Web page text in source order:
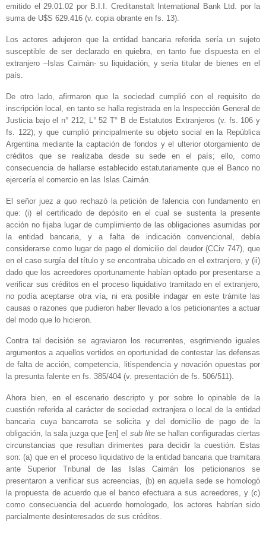
emitido el 29.01.02 por B.I.I. Creditanstalt International Bank Ltd. por la
suma de U$S 629.416 (v. copia obrante en fs. 13).
Los actores adujeron que la entidad bancaria referida sería un sujeto
susceptible de ser declarado en quiebra, en tanto fue dispuesta en el
extranjero –Islas Caimán- su liquidación, y sería titular de bienes en el
país.
De otro lado, afirmaron que la sociedad cumplió con el requisito de
inscripción local, en tanto se halla registrada en la Inspección General de
Justicia bajo el n° 212, L° 52 T° B de Estatutos Extranjeros (v. fs. 106 y
fs. 122); y que cumplió principalmente su objeto social en la República
Argentina mediante la captación de fondos y el ulterior otorgamiento de
créditos que se realizaba desde su sede en el país; ello, como
consecuencia de hallarse establecido estatutariamente que el Banco no
ejercería el comercio en las Islas Caimán.
El señor jueza quo rechazó la petición de falencia con fundamento en
que: (i) el certificado de depósito en el cual se sustenta la presente
acción no fijaba lugar de cumplimiento de las obligaciones asumidas por
la entidad bancaria, y a falta de indicación convencional, debía
considerarse como lugar de pago el domicilio del deudor (CCiv 747), que
en el caso surgía del título y se encontraba ubicado en el extranjero, y (ii)
dado que los acreedores oportunamente habían optado por presentarse a
verificar sus créditos en el proceso liquidativo tramitado en el extranjero,
no podía aceptarse otra vía, ni era posible indagar en este trámite las
causas o razones que pudieron haber llevado a los peticionantes a actuar
del modo que lo hicieron.
Contra tal decisión se agraviaron los recurrentes, esgrimiendo iguales
argumentos a aquellos vertidos en oportunidad de contestar las defensas
de falta de acción, competencia, litispendencia y novación opuestas por
la presunta falente en fs. 385/404 (v. presentación de fs. 506/511).
Ahora bien, en el escenario descripto y por sobre lo opinable de la
cuestión referida al carácter de sociedad extranjera o local de la entidad
bancaria cuya bancarrota se solicita y del domicilio de pago de la
obligación, la sala juzga que [en] el sub litese hallan configuradas ciertas
circunstancias que resultan dirimentes para decidir la cuestión. Estas
son: (a) que en el proceso liquidativo de la entidad bancaria que tramitara
ante Superior Tribunal de las Islas Caimán los peticionarios se
presentaron a verificar sus acreencias, (b) en aquella sede se homologó
la propuesta de acuerdo que el banco efectuara a sus acreedores, y (c)
como consecuencia del acuerdo homologado, los actores habrían sido
parcialmente desinteresados de sus créditos.